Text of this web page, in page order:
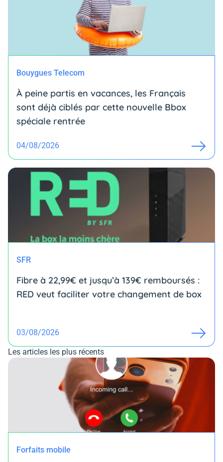
Bouygues Telecom
À peine partis en vacances, les Français
sont déjà ciblés par cette nouvelle Bbox
spéciale rentrée
04/08/2026
SFR
Fibre à 22,99€ et jusqu’à 139€ remboursés :
RED veut faciliter votre changement de box
03/08/2026
Les articles les plus récents
Forfaits mobile